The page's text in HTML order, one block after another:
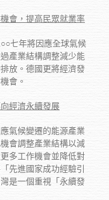
會，提高民眾就業率
七年將因應全球氣候
產業結構調整減少能
放。德國更將經濟發
會。
經濟永續發展
氣候變遷的能源產業
會調整產業結構以減
多工作機會並降低對
先進國家成功經驗引
是一個重視「永續發